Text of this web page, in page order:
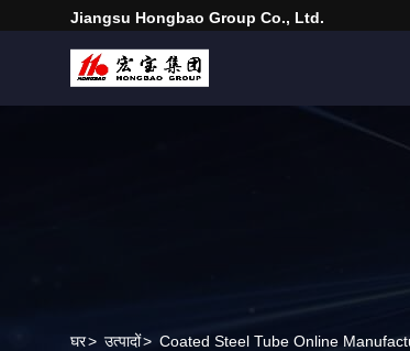
Jiangsu Hongbao Group Co., Ltd.
घर> उत्पादों> Coated Steel Tube Online